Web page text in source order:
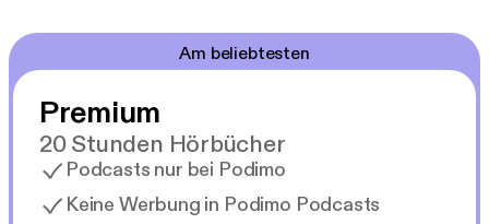
Am beliebtesten
Premium
20 Stunden Hörbücher
Podcasts nur bei Podimo
Keine Werbung in Podimo Podcasts